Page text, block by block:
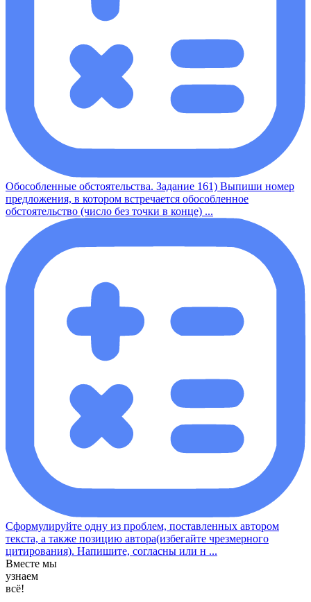
Обособленные обстоятельства. Задание 161) Выпиши номер
предложения, в котором встречается обособленное
обстоятельство (число без точки в конце) ...
Сформулируйте одну из проблем, поставленных автором
текста, а также позицию автора(избегайте чрезмерного
цитирования). Напишите, согласны или н ...
Вместе мы
узнаем
всё!